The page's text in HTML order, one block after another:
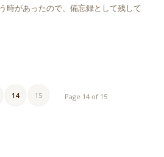
時があったので、備忘録として残して
Page 14 of 15
14 15